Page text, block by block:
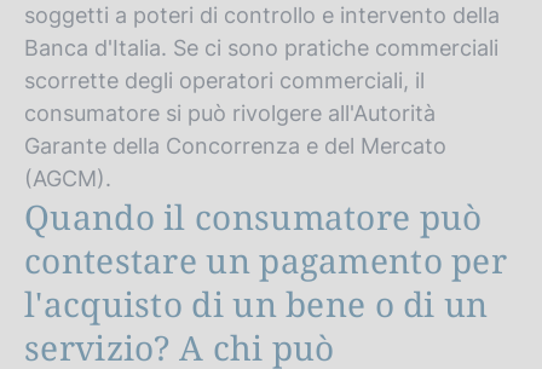
soggetti a poteri di controllo e intervento della
Banca d'Italia. Se ci sono pratiche commerciali
scorrette degli operatori commerciali, il
consumatore si può rivolgere all'Autorità
Garante della Concorrenza e del Mercato
(AGCM).
Quando il consumatore può
contestare un pagamento per
l'acquisto di un bene o di un
servizio? A chi può